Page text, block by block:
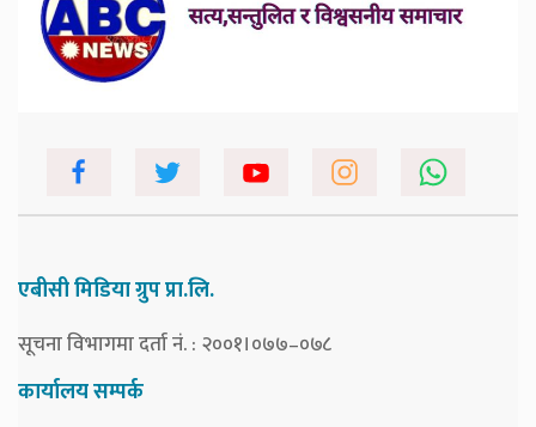
एबीसी मिडिया ग्रुप प्रा.लि.
सूचना विभागमा दर्ता नं. : २००१।०७७–०७८
कार्यालय सम्पर्क